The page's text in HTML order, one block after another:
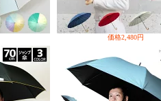
価格2,480円